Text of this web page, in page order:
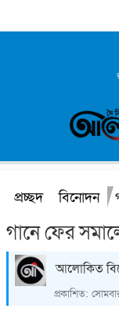
প্রচ্ছদ বিনোদন
গানে ফের
আলোকিত
প্রকাশিত: